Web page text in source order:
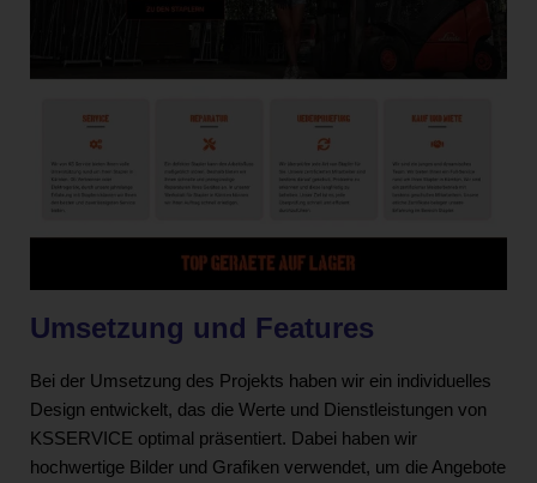
Umsetzung und Features
Bei der Umsetzung des Projekts haben wir ein individuelles
Design entwickelt, das die Werte und Dienstleistungen von
KSSERVICE optimal präsentiert. Dabei haben wir
hochwertige Bilder und Grafiken verwendet, um die Angebote